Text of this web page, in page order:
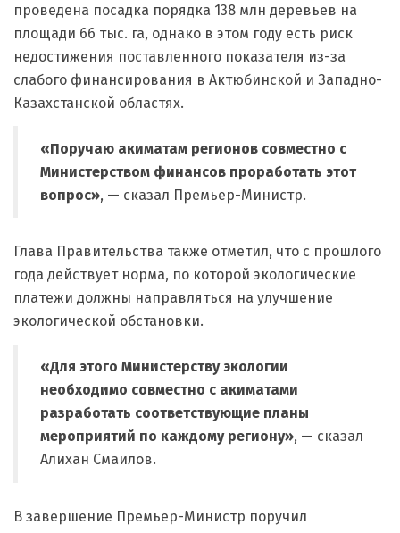
проведена посадка порядка 138 млн деревьев на
площади 66 тыс. га, однако в этом году есть риск
недостижения поставленного показателя из-за
слабого финансирования в Актюбинской и Западно-
Казахстанской областях.
«Поручаю акиматам регионов совместно с
Министерством финансов проработать этот
вопрос», — сказал Премьер-Министр.
Глава Правительства также отметил, что с прошлого
года действует норма, по которой экологические
платежи должны направляться на улучшение
экологической обстановки.
«Для этого Министерству экологии
необходимо совместно с акиматами
разработать соответствующие планы
мероприятий по каждому региону», — сказал
Алихан Смаилов.
В завершение Премьер-Министр поручил